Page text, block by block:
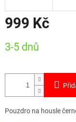
999 Kč
cena:
3-5 dnů
Pouzdro na housle